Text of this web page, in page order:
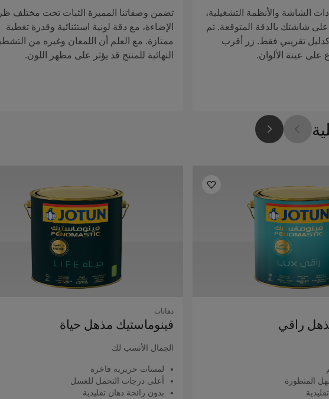
الشاشة والأنظمة التشغيلية،
على شاشتك بالدقة المتوقعة. تم
كدليل تقريبي فقط. زر أقرب
على عينة الألوان.
تضمن وصفاتنا المميزة الثبات تحت مختلف
الإضاءة، مع دقة لونية استثنائية وقدرة تغطية
ممتازة. مع العلم أن اللمعان وغيره من
النهائية للمنتج قد يؤثر على مظهر اللون.
راقي
المتطورة
دهانات
فينوماستيك مذهل حياة
الجمال الأنسب لك
لمسات حريرية فاخرة
أعلى درجات التحمل للغسل
بدون رائحة دهان تقليدية